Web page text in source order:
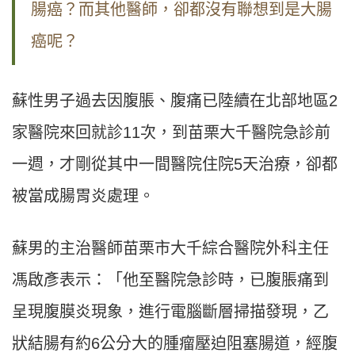
腸癌？而其他醫師，卻都沒有聯想到是大腸
癌呢？
蘇性男子過去因腹脹、腹痛已陸續在北部地區2
家醫院來回就診11次，到苗栗大千醫院急診前
一週，才剛從其中一間醫院住院5天治療，卻都
被當成腸胃炎處理。
蘇男的主治醫師苗栗市大千綜合醫院外科主任
馮啟彥表示：「他至醫院急診時，已腹脹痛到
呈現腹膜炎現象，進行電腦斷層掃描發現，乙
狀結腸有約6公分大的腫瘤壓迫阻塞腸道，經腹